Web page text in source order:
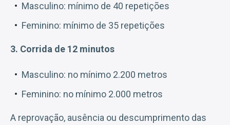
Masculino: mínimo de 40 repetições
Feminino: mínimo de 35 repetições
3. Corrida de 12 minutos
Masculino: no mínimo 2.200 metros
Feminino: no mínimo 2.000 metros
A reprovação, ausência ou descumprimento das